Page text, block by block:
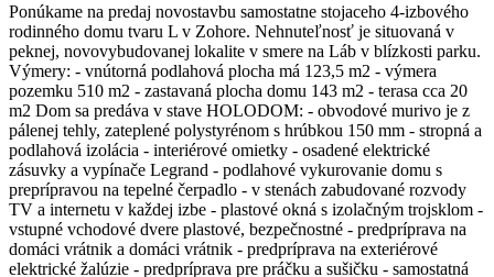
Ponúkame na predaj novostavbu samostatne stojaceho 4-izbového
rodinného domu tvaru L v Zohore. Nehnuteľnosť je situovaná v
peknej, novovybudovanej lokalite v smere na Láb v blízkosti parku.
Výmery: - vnútorná podlahová plocha má 123,5 m2 - výmera
pozemku 510 m2 - zastavaná plocha domu 143 m2 - terasa cca 20
m2 Dom sa predáva v stave HOLODOM: - obvodové murivo je z
pálenej tehly, zateplené polystyrénom s hrúbkou 150 mm - stropná a
podlahová izolácia - interiérové omietky - osadené elektrické
zásuvky a vypínače Legrand - podlahové vykurovanie domu s
preprípravou na tepelné čerpadlo - v stenách zabudované rozvody
TV a internetu v každej izbe - plastové okná s izolačným trojsklom -
vstupné vchodové dvere plastové, bezpečnostné - predpríprava na
domáci vrátnik a domáci vrátnik - predpríprava na exteriérové
elektrické žalúzie - predpríprava pre práčku a sušičku - samostatná